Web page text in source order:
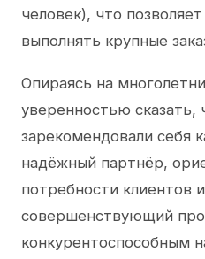
человек), что
выполнять крупные
Опираясь на
уверенностью сказать,
зарекомендовали себя
надёжный партнёр,
потребности клиентов
совершенствующий
конкурентоспособным